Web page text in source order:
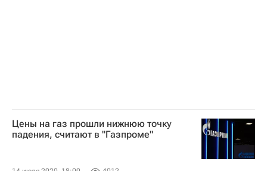
Цены на газ прошли нижнюю точку
падения, считают в "Газпроме"